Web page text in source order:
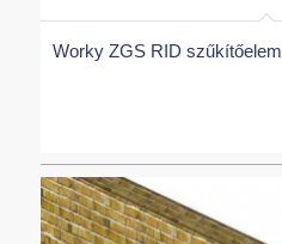
Worky ZGS RID szűkítőelem